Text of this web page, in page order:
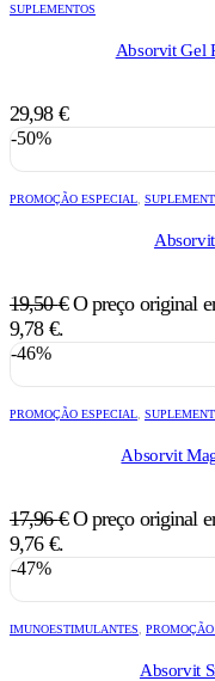
SUPLEMENTOS
Absorvit Gel
29,98 €
-50%
PROMOÇÃO ESPECIAL
19,50€ O preço original
9,78 €.
-46%
PROMOÇÃO ESPECIAL
Absorvit
17,96€ O preço original
9,76 €.
-47%
IMUNOESTIMULANTES
Absorvit